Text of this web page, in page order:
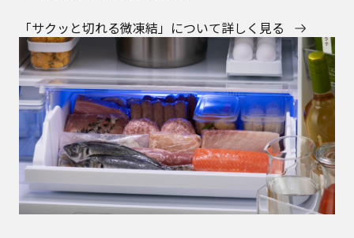
「サクッと切れる微凍結」について詳しく見る